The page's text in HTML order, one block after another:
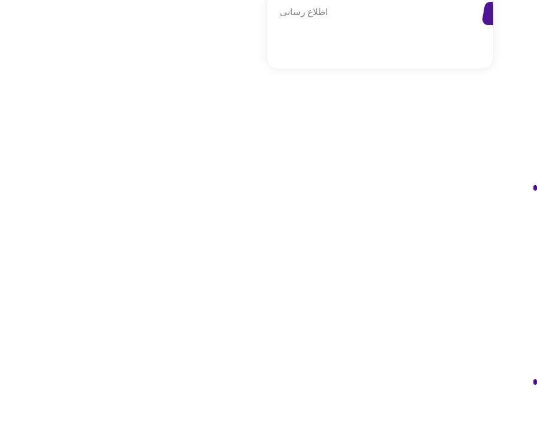
اطلاع رسانی